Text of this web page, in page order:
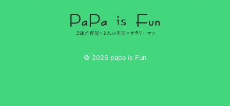
© 2026 papa is Fun